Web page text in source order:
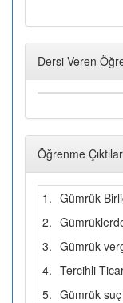
Dersi Veren
Öğrenme
1. Gümrük
2.
3. Gümrük
4. Tercihli
5. Gümrük suç